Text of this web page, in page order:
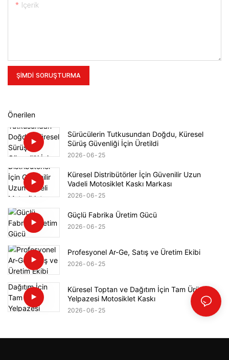
Içerik
ŞIMDI SORUŞTURMA
Önerilen
Sürücülerin Tutkusundan Doğdu, Küresel
Sürüş Güvenliği İçin Üretildi
2026 06 25
Küresel Distribütörler İçin Güvenilir Uzun
Vadeli Motosiklet Kaskı Markası
2026 06 25
Güçlü Fabrika Üretim Gücü
2026 06 25
Profesyonel Ar-Ge, Satış ve Üretim Ekibi
2026 06 25
Küresel Toptan ve Dağıtım İçin Tam Ürün
Yelpazesi Motosiklet Kaskı
2026 06 25